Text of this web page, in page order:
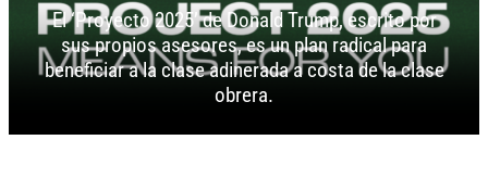
El ‘Proyecto 2025’ de Donald Trump, escrito por
sus propios asesores, es un plan radical para
beneficiar a la clase adinerada a costa de la clase
obrera.